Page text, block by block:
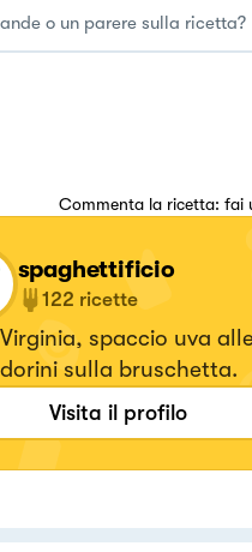
Commenta la ricetta: fai
spaghettificio
122 ricette
spaccio uva
sulla bruschetta.
Visita il profilo